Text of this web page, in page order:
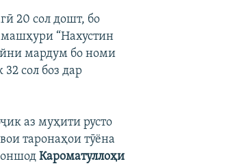
20 сол дошт, бо
“Нахустин
мардум бо номи
сол боз дар
аз муҳити русто
таронаҳои тӯёна
Кароматуллоҳи